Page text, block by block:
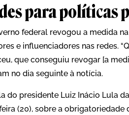
para políticas
federal revogou a medida
e influenciadores nas redes.
que conseguiu revogar [a
no dia seguinte à notícia.
do presidente Luiz Inácio Lula
(20), sobre a obrigatoriedade